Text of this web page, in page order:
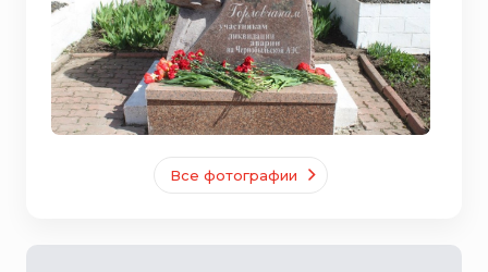
Все фотографии